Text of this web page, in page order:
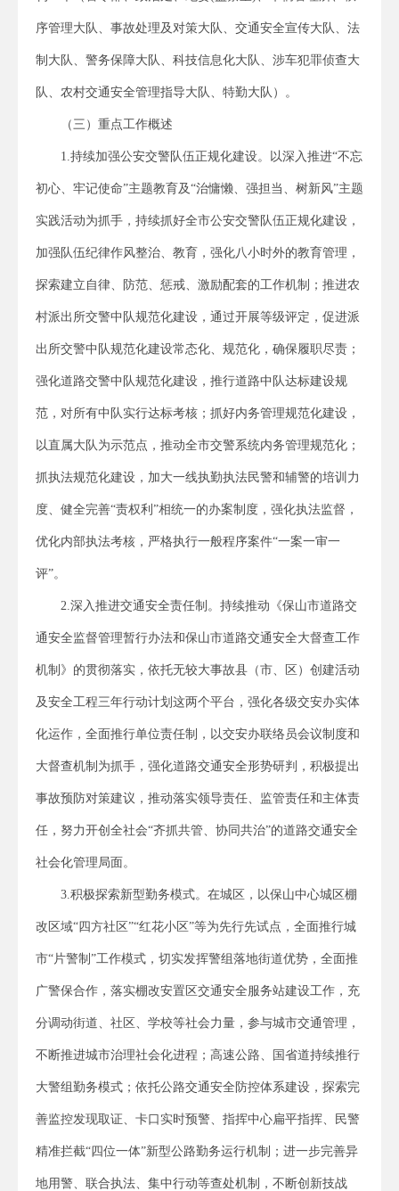
序管理大队、事故处理及对策大队、交通安全宣传大队、法
制大队、警务保障大队、科技信息化大队、涉车犯罪侦查大
队、农村交通安全管理指导大队、特勤大队）。
（三）重点工作概述
1.持续加强公安交警队伍正规化建设。以深入推进“不忘
初心、牢记使命”主题教育及“治慵懒、强担当、树新风”主题
实践活动为抓手，持续抓好全市公安交警队伍正规化建设，
加强队伍纪律作风整治、教育，强化八小时外的教育管理，
探索建立自律、防范、惩戒、激励配套的工作机制；推进农
村派出所交警中队规范化建设，通过开展等级评定，促进派
出所交警中队规范化建设常态化、规范化，确保履职尽责；
强化道路交警中队规范化建设，推行道路中队达标建设规
范，对所有中队实行达标考核；抓好内务管理规范化建设，
以直属大队为示范点，推动全市交警系统内务管理规范化；
抓执法规范化建设，加大一线执勤执法民警和辅警的培训力
度、健全完善“责权利”相统一的办案制度，强化执法监督，
优化内部执法考核，严格执行一般程序案件“一案一审一
评”。
2.深入推进交通安全责任制。持续推动《保山市道路交
通安全监督管理暂行办法和保山市道路交通安全大督查工作
机制》的贯彻落实，依托无较大事故县（市、区）创建活动
及安全工程三年行动计划这两个平台，强化各级交安办实体
化运作，全面推行单位责任制，以交安办联络员会议制度和
大督查机制为抓手，强化道路交通安全形势研判，积极提出
事故预防对策建议，推动落实领导责任、监管责任和主体责
任，努力开创全社会“齐抓共管、协同共治”的道路交通安全
社会化管理局面。
3.积极探索新型勤务模式。在城区，以保山中心城区棚
改区域“四方社区”“红花小区”等为先行先试点，全面推行城
市“片警制”工作模式，切实发挥警组落地街道优势，全面推
广警保合作，落实棚改安置区交通安全服务站建设工作，充
分调动街道、社区、学校等社会力量，参与城市交通管理，
不断推进城市治理社会化进程；高速公路、国省道持续推行
大警组勤务模式；依托公路交通安全防控体系建设，探索完
善监控发现取证、卡口实时预警、指挥中心扁平指挥、民警
精准拦截“四位一体”新型公路勤务运行机制；进一步完善异
地用警、联合执法、集中行动等查处机制，不断创新技战